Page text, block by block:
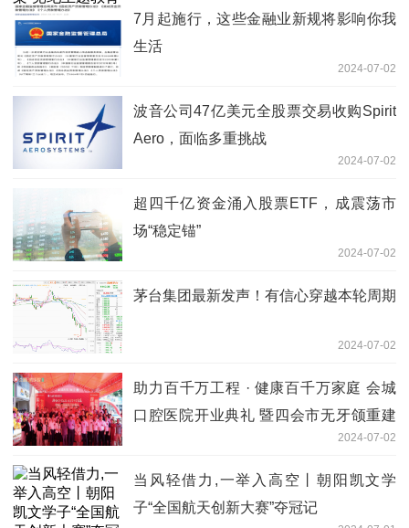
7月起施行，这些金融业新规将影响你我
生活
2024-07-02
波音公司47亿美元全股票交易收购Spirit
Aero，面临多重挑战
2024-07-02
超四千亿资金涌入股票ETF，成震荡市
场“稳定锚”
2024-07-02
茅台集团最新发声！有信心穿越本轮周期
2024-07-02
助力百千万工程 · 健康百千万家庭 会城
口腔医院开业典礼 暨四会市无牙颌重建
2024-07-02
当风轻借力,一举入高空丨朝阳凯文学
子“全国航天创新大赛”夺冠记